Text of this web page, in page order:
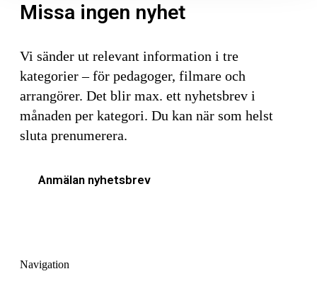
Missa ingen nyhet
Vi sänder ut relevant information i tre
kategorier – för pedagoger, filmare och
arrangörer. Det blir max. ett nyhetsbrev i
månaden per kategori. Du kan när som helst
sluta prenumerera.
Anmälan nyhetsbrev
Navigation